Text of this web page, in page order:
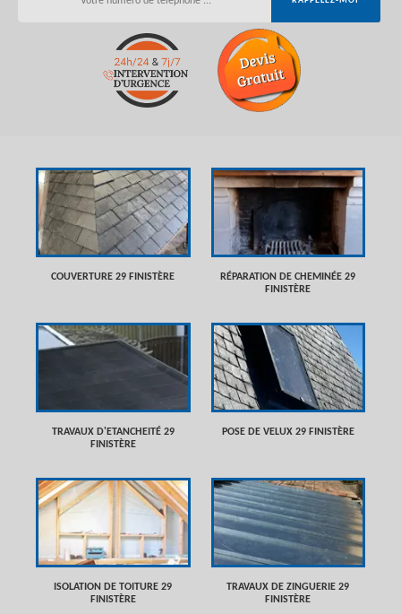
COUVERTURE 29 FINISTÈRE
RÉPARATION DE CHEMINÉE 29
FINISTÈRE
TRAVAUX D'ETANCHEITÉ 29
FINISTÈRE
POSE DE VELUX 29 FINISTÈRE
ISOLATION DE TOITURE 29
FINISTÈRE
TRAVAUX DE ZINGUERIE 29
FINISTÈRE